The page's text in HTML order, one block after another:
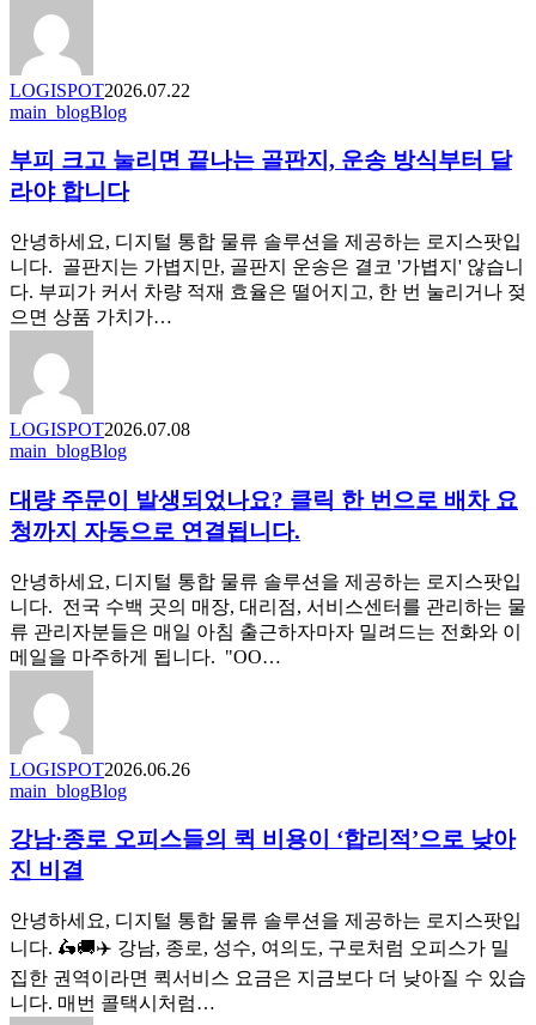
션
사
이
트
리
포
트
LOGISPOT2026.07.22
부
크
고
리
면
끝
나
지,
운
송
방
식
부
달
라
야
합
main_blogBlog
부피 크고 눌리면 끝나는 골판지, 운송 방식부터 달
라야 합니다
안녕하세요, 디지털 통합 물류 솔루션을 제공하는 로지스팟입
니다. 골판지는 가볍지만, 골판지 운송은 결코 '가볍지' 않습니
다. 부피가 커서 차량 적재 효율은 떨어지고, 한 번 눌리거나 젖
으면 상품 가치가…
LOGISPOT2026.07.08
대
주
문
발
생
되
었
나
요?
릭
한
번
으
로
배
요
청
까
지
main_blogBlog
대량 주문이 발생되었나요? 클릭 한 번으로 배차 요
청까지 자동으로 연결됩니다.
안녕하세요, 디지털 통합 물류 솔루션을 제공하는 로지스팟입
니다. 전국 수백 곳의 매장, 대리점, 서비스센터를 관리하는 물
류 관리자분들은 매일 아침 출근하자마자 밀려드는 전화와 이
메일을 마주하게 됩니다. "OO…
LOGISPOT2026.06.26
강
·
종
로
오
피
스
들
의
main_blogBlog
강남·종로 오피스들의 퀵 비용이 ‘합리적’으로 낮아
진 비결
안녕하세요, 디지털 통합 물류 솔루션을 제공하는 로지스팟입
니다. 🛵🚚✈️ 강남, 종로, 성수, 여의도, 구로처럼 오피스가 밀
집한 권역이라면 퀵서비스 요금은 지금보다 더 낮아질 수 있습
니다. 매번 콜택시처럼…